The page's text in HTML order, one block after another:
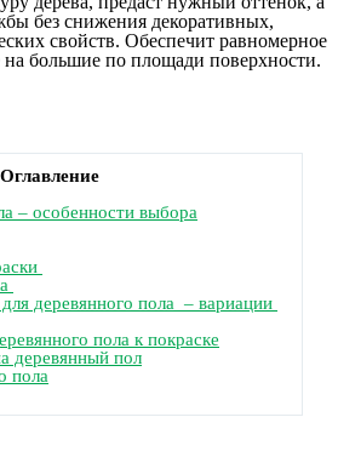
без снижения декоративных,
свойств. Обеспечит равномерное
большие по площади поверхности.
Оглавление
– особенности выбора
деревянного пола – вариации
пола к покраске
деревянный пол
пола